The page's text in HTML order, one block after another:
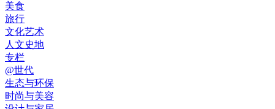
美食
旅行
文化艺术
人文史地
专栏
@世代
生态与环保
时尚与美容